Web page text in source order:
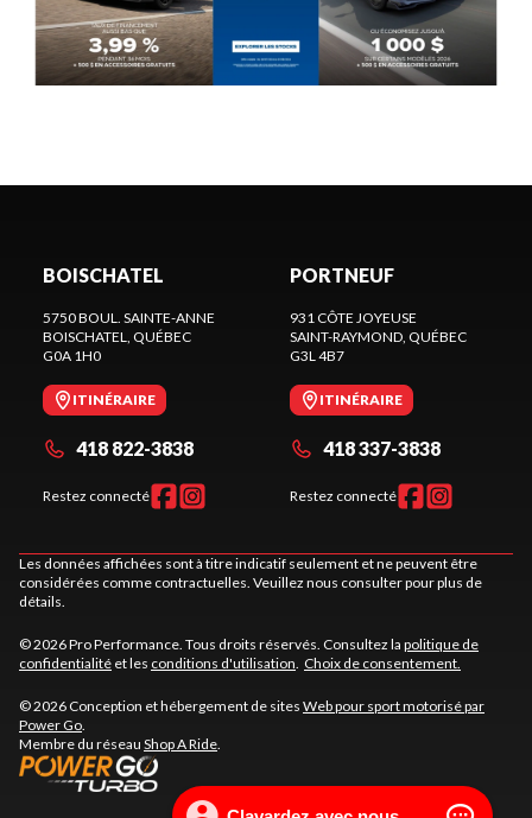
BOISCHATEL
5750 BOUL. SAINTE-ANNE
BOISCHATEL
, QUÉBEC
G0A 1H0
ITINÉRAIRE
418 822-3838
Restez connecté
PORTNEUF
931 CÔTE JOYEUSE
SAINT-RAYMOND , QUÉBEC
G3L 4B7
ITINÉRAIRE
418 337-3838
Restez connecté
Les données affichées sont à titre indicatif seulement et ne peuvent être
considérées comme contractuelles. Veuillez nous consulter pour plus de
détails.
© 2026 Pro Performance. Tous droits réservés. Consultez la politique de
confidentialité et les conditions d'utilisation Choix de consentement.
© 2026 Conception et hébergement de sites Web pour sport motorisé par
Power Go
Membre du réseau Shop A Ride